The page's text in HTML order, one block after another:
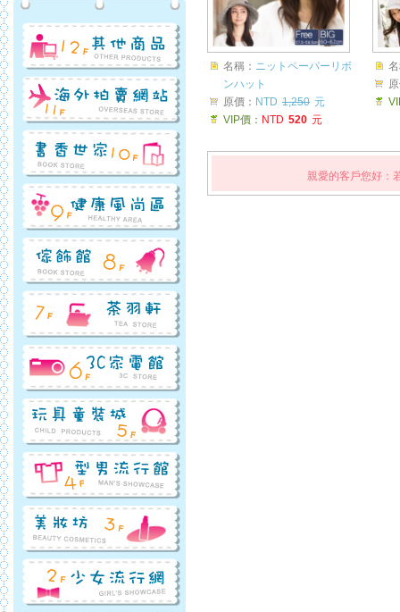
名稱： ニットペーパーリボ
ンハット
原價： NTD 1,250 元
VIP價： NTD 520 元
親愛的客戶您好：